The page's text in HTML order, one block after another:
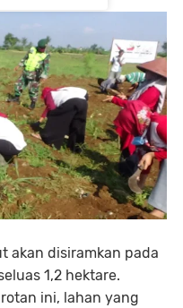
akan disiramkan pada
1,2 hektare.
ini, lahan yang